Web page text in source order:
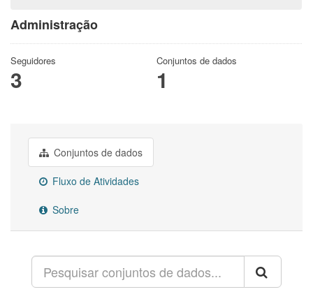
Administração
Seguidores
3
Conjuntos de dados
1
Conjuntos de dados
Fluxo de Atividades
Sobre